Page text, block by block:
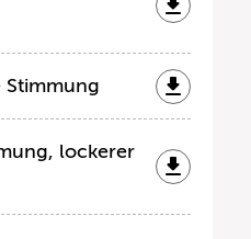
Stimmung
lockerer